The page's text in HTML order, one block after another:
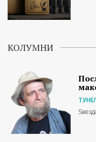
КОЛУМНИ